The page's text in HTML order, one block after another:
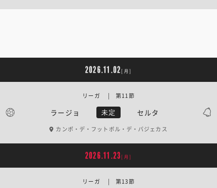
2026.11.02 [月]
ラージョ 未定 セルタ
リーガ | 第11節
カンポ・デ・フットボル・デ・バジェカス
2026.11.23 [月]
リーガ | 第13節